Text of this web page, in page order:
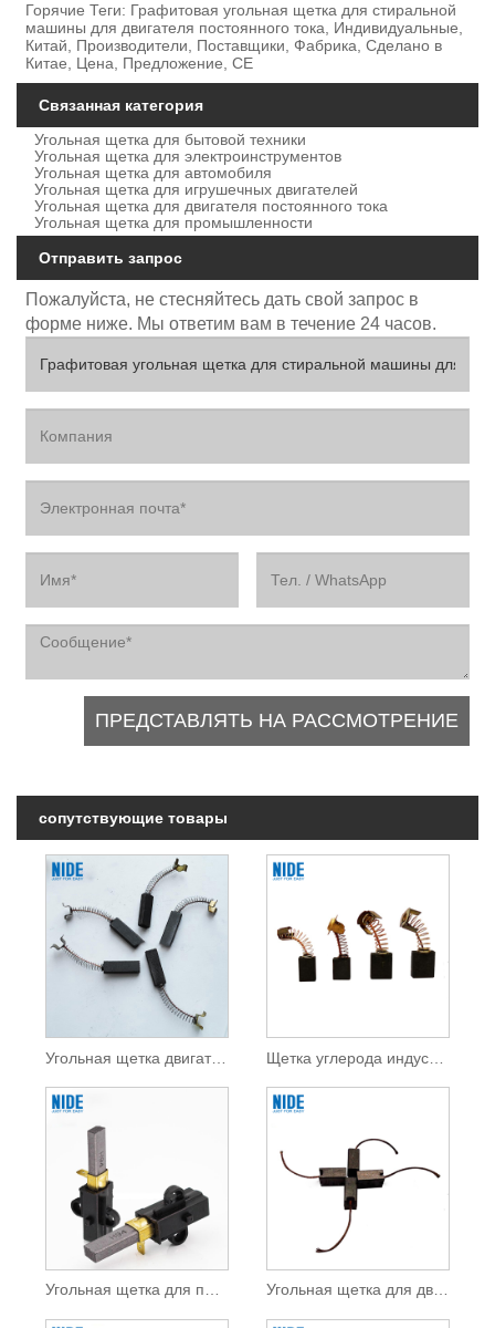
Горячие Теги: Графитовая угольная щетка для стиральной
машины для двигателя постоянного тока, Индивидуальные,
Китай, Производители, Поставщики, Фабрика, Сделано в
Китае, Цена, Предложение, CE
Связанная категория
Угольная щетка для бытовой техники
Угольная щетка для электроинструментов
Угольная щетка для автомобиля
Угольная щетка для игрушечных двигателей
Угольная щетка для двигателя постоянного тока
Угольная щетка для промышленности
Отправить запрос
Пожалуйста, не стесняйтесь дать свой запрос в
форме ниже. Мы ответим вам в течение 24 часов.
сопутствующие товары
Угольная щетка двигателя водяного насоса для двигателя постоянного тока
Угольная щетка для пылесоса для двигателя постоянного тока Угольная щетка для двигателя насоса обратного осмоса